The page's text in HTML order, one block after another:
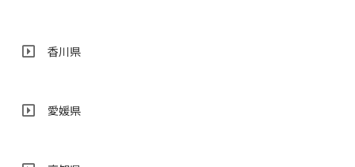
香川県
愛媛県